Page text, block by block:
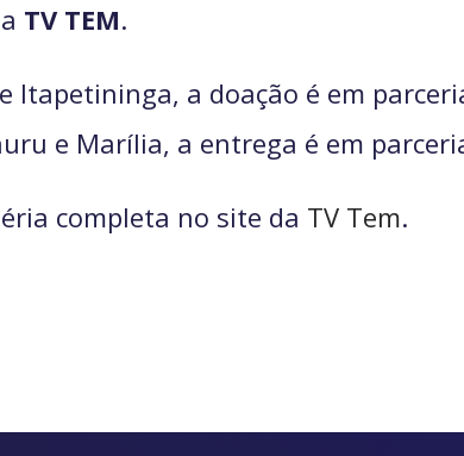
TV TEM.
Itapetininga, a doação é em
e Marília, a entrega é em
completa no site da TV Tem.